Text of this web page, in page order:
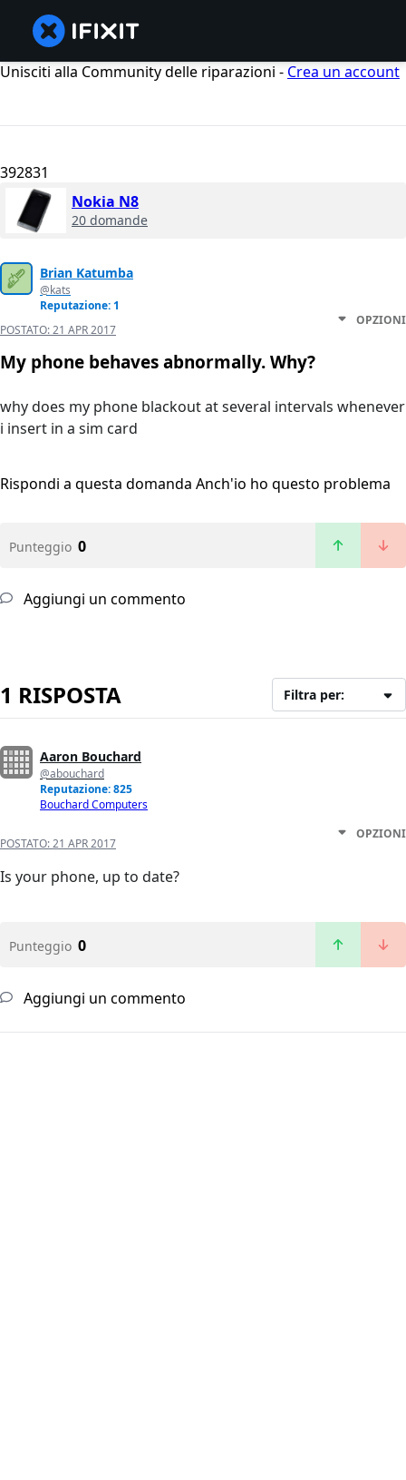
Unisciti alla Community delle riparazioni - Crea un account
392831
Nokia N8
20 domande
Brian Katumba
@kats
Reputazione: 1
POSTATO:21 APR 2017
OPZIONI
My phone behaves abnormally. Why?
why does my phone blackout at several intervals whenever
i insert in a sim card
Rispondi a questa domanda Anch'io ho questo problema
Punteggio 0
Aggiungi un commento
1 RISPOSTA Filtra per:
Aaron Bouchard
@abouchard
Reputazione: 825
Bouchard Computers
POSTATO:21 APR 2017
OPZIONI
Is your phone, up to date?
Punteggio 0
Aggiungi un commento